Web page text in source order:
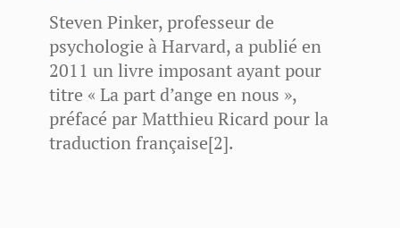
Steven Pinker, professeur de
psychologie à Harvard, a publié en
2011 un livre imposant ayant pour
titre « La part d’ange en nous »,
préfacé par Matthieu Ricard pour la
traduction française[2].